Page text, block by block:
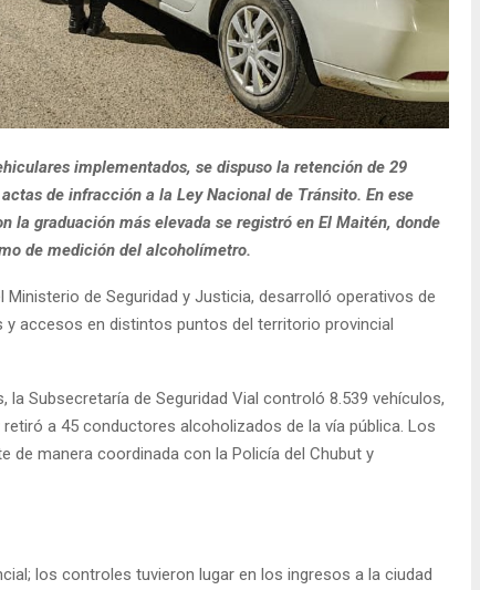
implementados, se dispuso la retención de 29
de infracción a la Ley Nacional de Tránsito. En ese
la graduación más elevada se registró en El Maitén, donde
de medición del alcoholímetro.
Ministerio de Seguridad y Justicia, desarrolló operativos de
y accesos en distintos puntos del territorio provincial
Subsecretaría de Seguridad Vial controló 8.539 vehículos,
a 45 conductores alcoholizados de la vía pública. Los
de manera coordinada con la Policía del Chubut y
los controles tuvieron lugar en los ingresos a la ciudad